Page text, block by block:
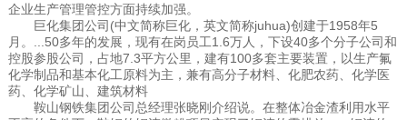
企业生产管理管控方面持续加强。
巨化集团公司(中文简称巨化，英文简称juhua)创建于1958年5
月。...50多年的发展，现有在岗员工1.6万人，下设40多个分子公司和
控股参股公司，占地7.3平方公里，建有100多套主要装置，以生产氟
化学制品和基本化工原料为主，兼有高分子材料、化肥农药、化学医
药、化学矿山、建筑材料
鞍山钢铁集团公司总经理张晓刚介绍说。在整体冶金渣利用水平